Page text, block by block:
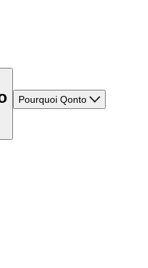
Pourquoi Qonto